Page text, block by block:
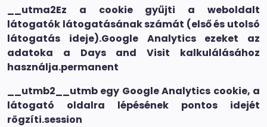
__utma2Ez a cookie gyűjti a weboldalt
látogatók látogatásának számát (első és utolsó
látogatás ideje).Google Analytics ezeket az
adatoka a Days and Visit kalkulálásához
használja.permanent
__utmb2__utmb egy Google Analytics cookie, a
látogató oldalra lépésének pontos idejét
rögzíti.session